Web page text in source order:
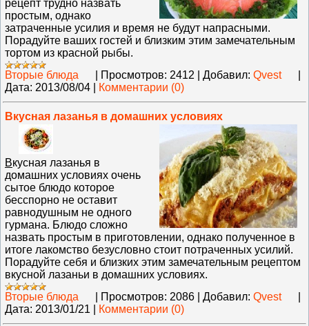
рецепт трудно назвать
простым, однако
затраченные усилия и время не будут напрасными.
Порадуйте ваших гостей и близким этим замечательным
тортом из красной рыбы.
Вторые блюда
Просмотров: 2412 Добавил: Qvest
Дата: 2013/08/04 Комментарии (0)
Вкусная лазанья в домашних условиях
Вкусная лазанья в
домашних условиях очень
сытое блюдо которое
бесспорно не оставит
равнодушным не одного
гурмана. Блюдо сложно
назвать простым в приготовлении, однако полученное в
итоге лакомство безусловно стоит потраченных усилий.
Порадуйте себя и близких этим замечательным рецептом
вкусной лазаньи в домашних условиях.
Вторые блюда
Просмотров: 2086 Добавил: Qvest
Дата: 2013/01/21 Комментарии (0)